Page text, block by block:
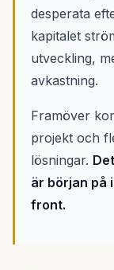
desperata
kapitalet
utveckling,
avkastning.
Framöver
projekt och
lösningar.
är början på
front.